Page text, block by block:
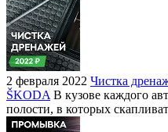
2 февраля 2022 Чистка
ŠKODA В кузове каждого
полости, в которых